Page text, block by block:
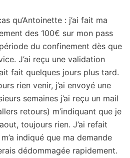
qu’Antoinette : j’ai fait ma
des 100€ sur mon pass
du confinement dès que
J’ai reçu une validation
fait quelques jours plus tard.
rien venir, j’ai envoyé une
semaines j’ai reçu un mail
retours) m’indiquant que je
toujours rien. J’ai refait
indiqué que ma demande
dédommagée rapidement.